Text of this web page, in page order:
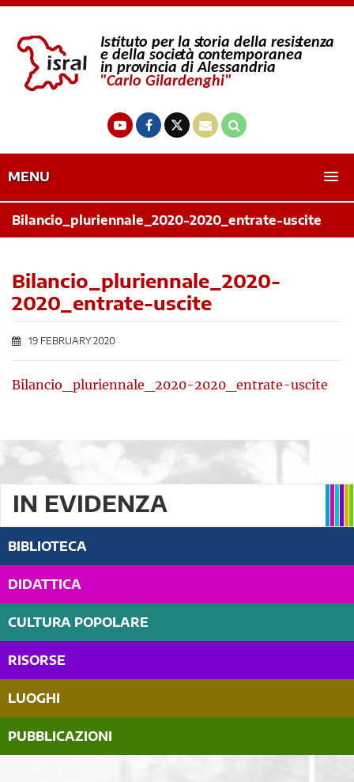
MENU
Bilancio_pluriennale_2020-2020_entrate-uscite
Bilancio_pluriennale_2020-
2020_entrate-uscite
19 FEBRUARY 2020
Bilancio_pluriennale_2020-2020_entrate-uscite
IN EVIDENZA
BIBLIOTECA
DIDATTICA
CULTURA POPOLARE
RISORSE
LUOGHI
PUBBLICAZIONI